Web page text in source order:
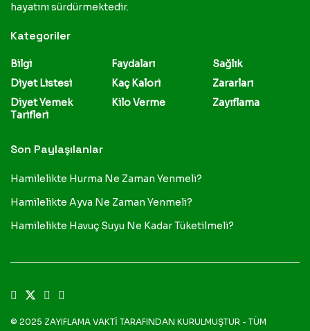
hayatını sürdürmektedir.
Kategoriler
Bilgi
Diyet Listesi
Diyet Yemek
Tarifleri
Faydaları
Kaç Kalori
Kilo Verme
Sağlık
Zararları
Zayıflama
Son Paylaşılanlar
Hamilelikte Hurma Ne Zaman Yenmeli?
Hamilelikte Ayva Ne Zaman Yenmeli?
Hamilelikte Havuç Suyu Ne Kadar Tüketilmeli?
© 2025 ZAYIFLAMA VAKTİ TARAFINDAN KURULMUŞTUR - TÜM